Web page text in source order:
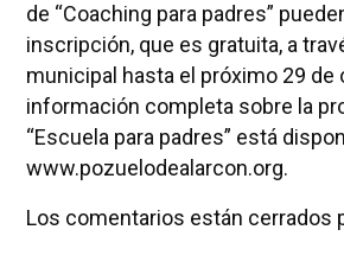
de “Coaching para padres”
inscripción, que es gratuita, a
municipal hasta el próximo 29 de
información completa sobre la
“Escuela para padres” está
www.pozuelodealarcon.org.
Los comentarios están cerrados